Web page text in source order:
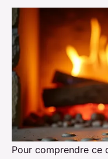
Pour comprendre ce